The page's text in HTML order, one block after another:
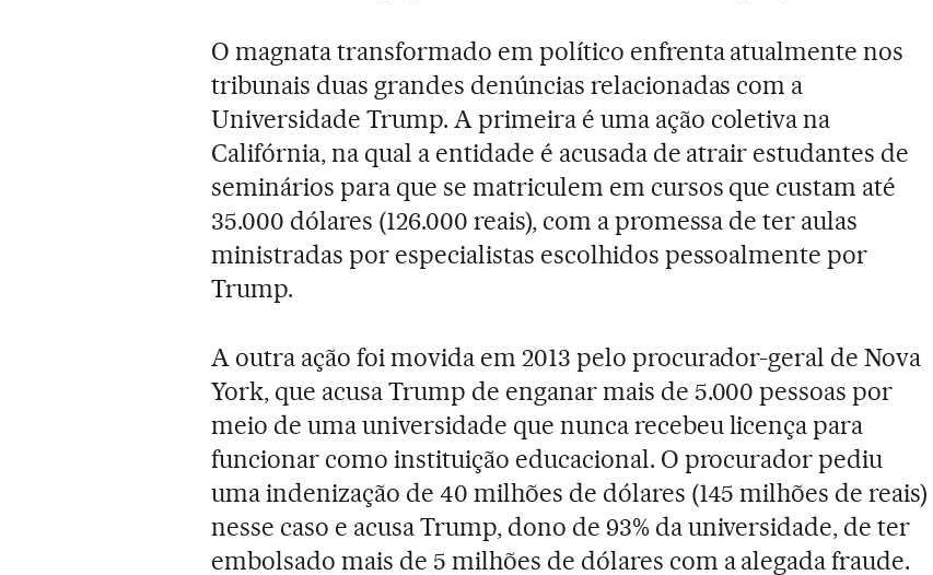
O magnata transformado em político enfrenta atualmente nos
tribunais duas grandes denúncias relacionadas com a
Universidade Trump. A primeira é uma ação coletiva na
Califórnia, na qual a entidade é acusada de atrair estudantes de
seminários para que se matriculem em cursos que custam até
35.000 dólares (126.000 reais), com a promessa de ter aulas
ministradas por especialistas escolhidos pessoalmente por
Trump.
A outra ação foi movida em 2013 pelo procurador-geral de Nova
York, que acusa Trump de enganar mais de 5.000 pessoas por
meio de uma universidade que nunca recebeu licença para
funcionar como instituição educacional. O procurador pediu
uma indenização de 40 milhões de dólares (145 milhões de reais)
nesse caso e acusa Trump, dono de 93% da universidade, de ter
embolsado mais de 5 milhões de dólares com a alegada fraude.